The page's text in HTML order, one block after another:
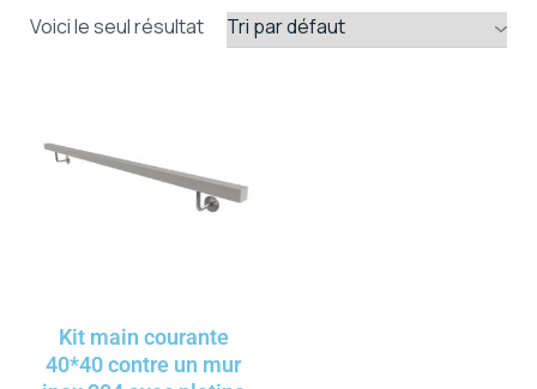
Voici le seul résultat
Kit main courante
40*40 contre un mur